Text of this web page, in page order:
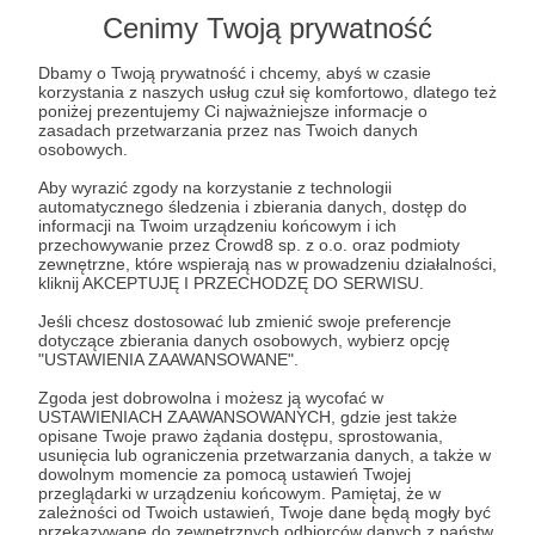
Cenimy Twoją prywatność
Dbamy o Twoją prywatność i chcemy, abyś w czasie
korzystania z naszych usług czuł się komfortowo, dlatego też
poniżej prezentujemy Ci najważniejsze informacje o
zasadach przetwarzania przez nas Twoich danych
osobowych.
Aby wyrazić zgody na korzystanie z technologii
automatycznego śledzenia i zbierania danych, dostęp do
informacji na Twoim urządzeniu końcowym i ich
przechowywanie przez Crowd8 sp. z o.o. oraz podmioty
zewnętrzne, które wspierają nas w prowadzeniu działalności,
kliknij AKCEPTUJĘ I PRZECHODZĘ DO SERWISU.
Jeśli chcesz dostosować lub zmienić swoje preferencje
dotyczące zbierania danych osobowych, wybierz opcję
"USTAWIENIA ZAAWANSOWANE".
Zgoda jest dobrowolna i możesz ją wycofać w
USTAWIENIACH ZAAWANSOWANYCH, gdzie jest także
opisane Twoje prawo żądania dostępu, sprostowania,
usunięcia lub ograniczenia przetwarzania danych, a także w
dowolnym momencie za pomocą ustawień Twojej
przeglądarki w urządzeniu końcowym. Pamiętaj, że w
zależności od Twoich ustawień, Twoje dane będą mogły być
przekazywane do zewnętrznych odbiorców danych z państw
W tym miejscu powinna być zewnętrzna
treść
Aby zobaczyć treść musisz zmienić ustawienia
polityki prywatności
---------------------------------------------------------
----------------------------------------
ZBIERAM GŁÓWNIE NA:
Organizację cyklicznych działań.
Realizację badań naukowych z zachowania i
kondycji ryb.
Rozwiń opis
Cele
2 000 zł
miesięcznie
730 zł
brakuje
63%
To prawda,
5 000 zł
miesięcznie
25%